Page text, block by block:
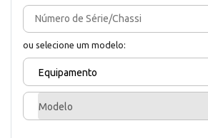
ou selecione um modelo:
Equipamento
Modelo